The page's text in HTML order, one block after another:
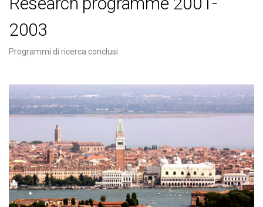
2003
Programmi di ricerca conclusi